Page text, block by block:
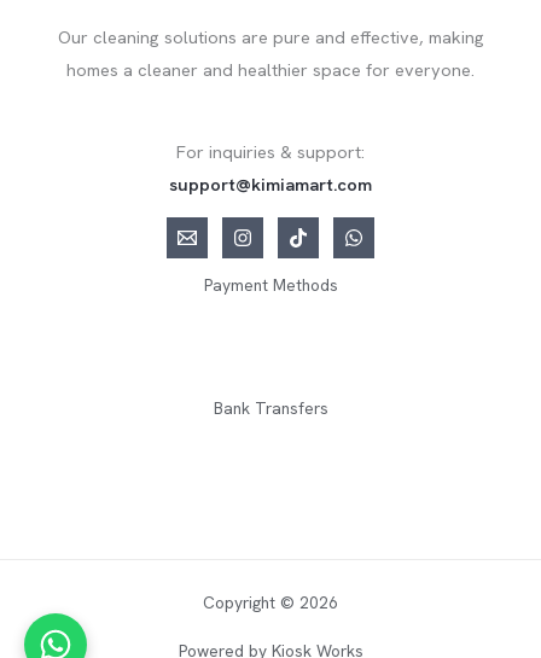
Our cleaning solutions are pure and effective, making
homes a cleaner and healthier space for everyone.
For inquiries & support:
support@kimiamart.com
Payment Methods
Bank Transfers
Copyright © 2026
Powered by Kiosk Works